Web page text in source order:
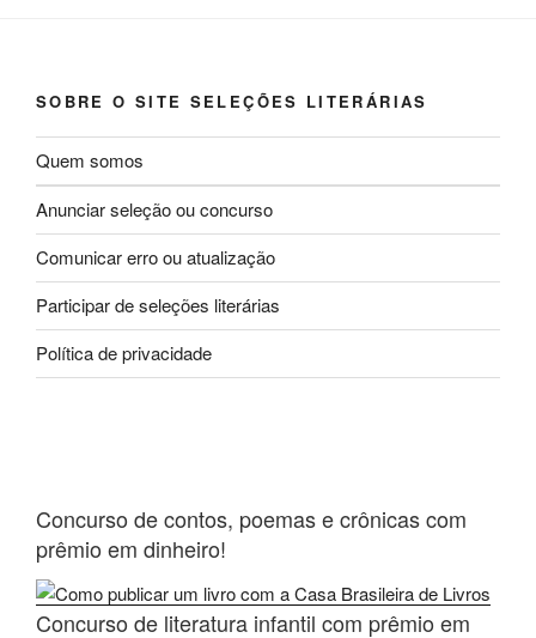
SOBRE O SITE SELEÇÕES LITERÁRIAS
Quem somos
Anunciar seleção ou concurso
Comunicar erro ou atualização
Participar de seleções literárias
Política de privacidade
Concurso de contos, poemas e crônicas com
prêmio em dinheiro!
Concurso de literatura infantil com prêmio em